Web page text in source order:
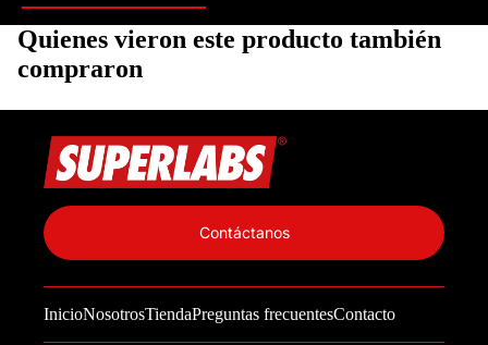
Quienes vieron este producto también
compraron
InicioNosotrosTiendaPreguntas frecuentesContacto
Contáctanos
Información de contacto
Política de reembolso
Términos del servicio
Política de envío